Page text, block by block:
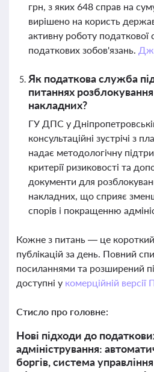
грн, з яких 648 справ на
вирішено на користь
активну роботу податкової
податкових зобов'язань.
Як податкова служба
питаннях
накладних?
ГУ ДПС у
консультаційні зустрічі з
надає методологічну
критерії ризиковості та
документи для
накладних, що сприяє
спорів і покращенню
Кожне з питань — це короткий
публікацій за день. Повний
посиланнями та розширений
доступні у комерційній
Стисло про головне:
Нові підходи до
адміністрування:
боргів, система